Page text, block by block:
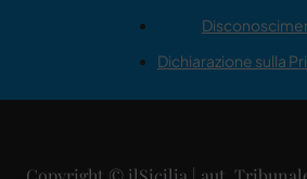
Dichiarazione sulla